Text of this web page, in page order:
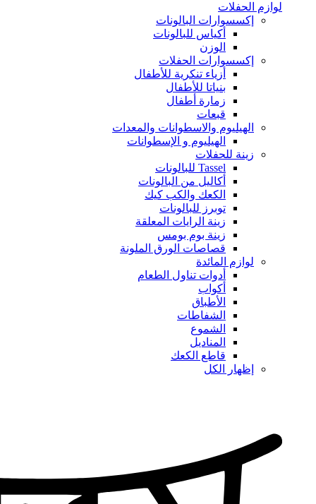
لوازم الحفلات
إكسسوارات البالونات
أكياس للبالونات
الوزن
إكسسوارات الحفلات
أزياء تنكرية للأطفال
بنياتا للأطفال
زمارة أطفال
قبعات
الهيليوم والاسطوانات والمعدات
الهيليوم و الإسطوانات
زينة للحفلات
Tassel للبالونات
أكاليل من البالونات
الكعك والكب كيك
توبرز للبالونات
زينة الرايات المعلقة
زينة بوم بومس
قصاصات الورق الملونة
لوازم المائدة
أدوات تناول الطعام
أكواب
الأطباق
الشفاطات
الشموع
المناديل
قاطع الكعك
إظهار الكل